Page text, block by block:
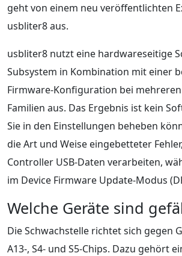
geht von einem neu veröffentlichten
usbliter8 aus.
usbliter8 nutzt eine hardwareseitige
Subsystem in Kombination mit einer
Firmware-Konfiguration bei
Familien aus. Das Ergebnis ist kein
Sie in den Einstellungen beheben
die Art und Weise eingebetteter
Controller USB-Daten verarbeiten,
im Device Firmware Update-Modus
Welche Geräte sind
Die Schwachstelle richtet sich gegen
A13-, S4- und S5-Chips. Dazu gehört